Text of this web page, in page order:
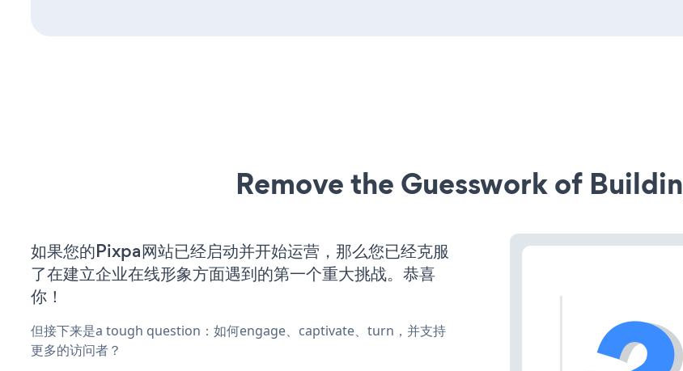
Remove the Guesswork of
如果您的Pixpa网站已经启动并开始运营，那么您已经克服
了在建立企业在线形象方面遇到的第一个重大挑战。恭喜
你！
但接下来是a tough question：如何engage、captivate、turn，并支持
更多的访问者？